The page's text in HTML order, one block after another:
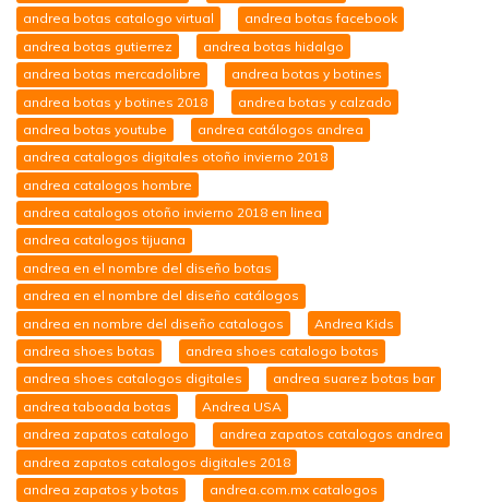
andrea botas catalogo virtual
andrea botas facebook
andrea botas gutierrez
andrea botas hidalgo
andrea botas mercadolibre
andrea botas y botines
andrea botas y botines 2018
andrea botas y calzado
andrea botas youtube
andrea catálogos andrea
andrea catalogos digitales otoño invierno 2018
andrea catalogos hombre
andrea catalogos otoño invierno 2018 en linea
andrea catalogos tijuana
andrea en el nombre del diseño botas
andrea en el nombre del diseño catálogos
andrea en nombre del diseño catalogos
Andrea Kids
andrea shoes botas
andrea shoes catalogo botas
andrea shoes catalogos digitales
andrea suarez botas bar
andrea taboada botas
Andrea USA
andrea zapatos catalogo
andrea zapatos catalogos andrea
andrea zapatos catalogos digitales 2018
andrea zapatos y botas
andrea.com.mx catalogos